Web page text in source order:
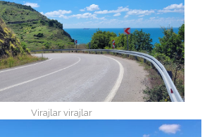
Virajlar virajlar